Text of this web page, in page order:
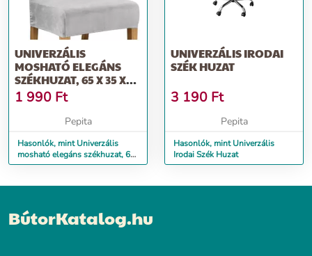
UNIVERZÁLIS
MOSHATÓ ELEGÁNS
SZÉKHUZAT, 65 X 35 X
40 CM, BÁRSONY
SZÜRKE
1 990 Ft
Pepita
Hasonlók, mint Univerzális
mosható elegáns székhuzat, 65
x 35 x 40 cm, bársony szürke
UNIVERZÁLIS IRODAI
SZÉK HUZAT
3 190 Ft
Pepita
Hasonlók, mint Univerzális
Irodai Szék Huzat
BútorKatalog.hu